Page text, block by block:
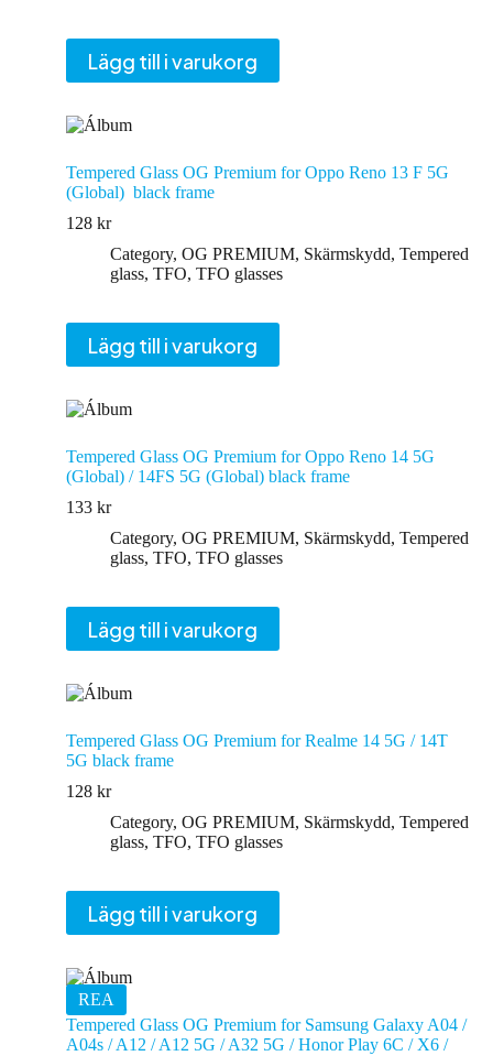
Lägg till i varukorg
Tempered Glass OG Premium for Oppo Reno 13 F 5G
(Global) black frame
128 kr
Category, OG PREMIUM, Skärmskydd, Tempered
glass, TFO, TFO glasses
Lägg till i varukorg
Tempered Glass OG Premium for Oppo Reno 14 5G
(Global) / 14FS 5G (Global) black frame
133 kr
Category, OG PREMIUM, Skärmskydd, Tempered
glass, TFO, TFO glasses
Lägg till i varukorg
Tempered Glass OG Premium for Realme 14 5G / 14T
5G black frame
128 kr
Category, OG PREMIUM, Skärmskydd, Tempered
glass, TFO, TFO glasses
Lägg till i varukorg
REA
Tempered Glass OG Premium for Samsung Galaxy A04 /
A04s / A12 / A12 5G / A32 5G / Honor Play 6C / X6 /